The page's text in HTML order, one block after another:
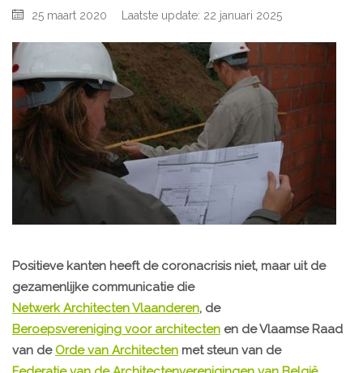
25 maart 2020 Laatste update: 22 januari 2025
Positieve kanten heeft de coronacrisis niet, maar uit de
gezamenlijke communicatie die
Netwerk Architecten Vlaanderen, de
Beroepsvereniging voor architecten en de Vlaamse Raad
van de Orde van Architecten met steun van de